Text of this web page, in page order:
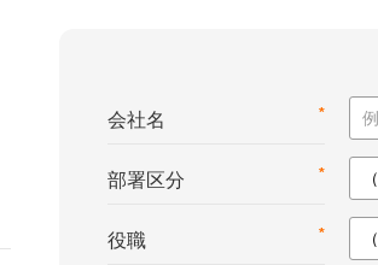
*
会社名
*
部署区分
*
役職